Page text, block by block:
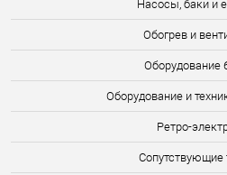
Насосы, баки и
Обогрев и
Оборудование
Оборудование и
Ретро-
Сопутствующие